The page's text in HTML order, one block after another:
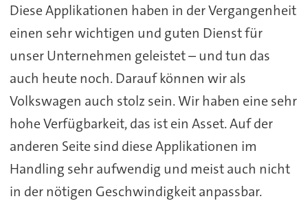
Diese Applikationen haben in der Vergangenheit
einen sehr wichtigen und guten Dienst für
unser Unternehmen geleistet – und tun das
auch heute noch. Darauf können wir als
Volkswagen auch stolz sein. Wir haben eine sehr
hohe Verfügbarkeit, das ist ein Asset. Auf der
anderen Seite sind diese Applikationen im
Handling sehr aufwendig und meist auch nicht
in der nötigen Geschwindigkeit anpassbar.